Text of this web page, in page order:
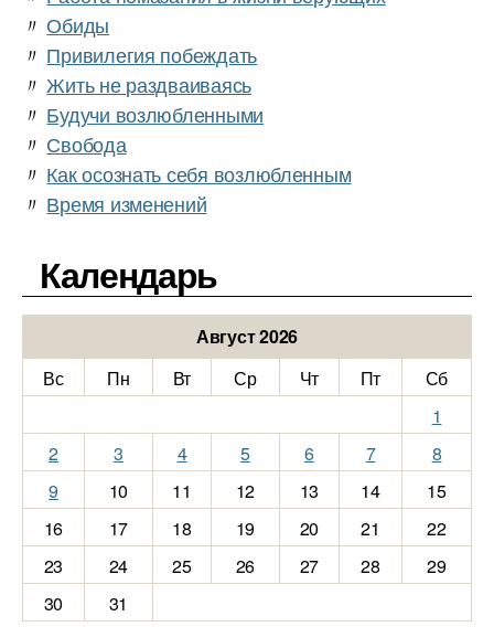
〃 Обиды
〃 Привилегия побеждать
〃 Жить не раздваиваясь
〃 Будучи возлюбленными
〃 Свобода
〃 Как осознать себя возлюбленным
〃 Время изменений
Календарь
Август 2026
Вс
Пн Вт Ср Чт Пт
Сб
1
2
3 4 5 6 7
8
9
10 11 12 13 14
15
16
17 18 19 20 21
22
23
24 25 26 27 28
29
30
31